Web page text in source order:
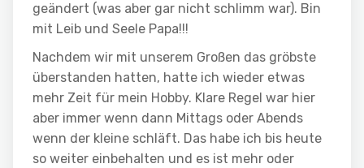
geändert (was aber gar nicht schlimm war). Bin
mit Leib und Seele Papa!!!
Nachdem wir mit unserem Großen das gröbste
überstanden hatten, hatte ich wieder etwas
mehr Zeit für mein Hobby. Klare Regel war hier
aber immer wenn dann Mittags oder Abends
wenn der kleine schläft. Das habe ich bis heute
so weiter einbehalten und es ist mehr oder